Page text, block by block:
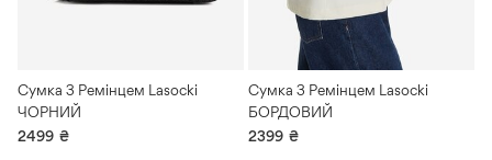
Сумка З Ремінцем Lasocki
ЧОРНИЙ
2499 ₴
Сумка З Ремінцем Lasocki
БОРДОВИЙ
2399 ₴